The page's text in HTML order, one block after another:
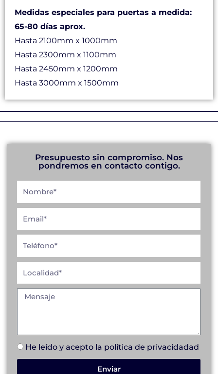
Medidas especiales para puertas a medida:
65-80 días aprox.
Hasta 2100mm x 1000mm
Hasta 2300mm x 1100mm
Hasta 2450mm x 1200mm
Hasta 3000mm x 1500mm
Presupuesto sin compromiso. Nos
pondremos en contacto contigo.
He leído y acepto la política de privacidadad
Enviar